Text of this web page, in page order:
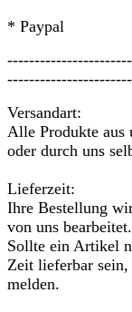
* Paypal
Versandart:
Alle Produkte aus
oder durch uns
Lieferzeit:
Ihre Bestellung
von uns bearbeitet.
Sollte ein Artikel
Zeit lieferbar sein,
melden.